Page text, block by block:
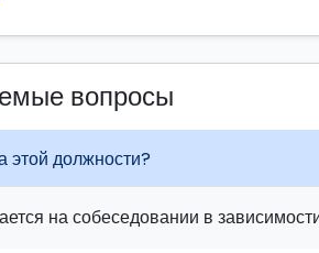
вопросы
этой должности?
на собеседовании в